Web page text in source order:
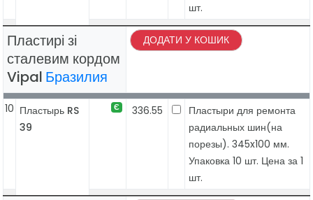
шт.
Пластирі зі
сталевим кордом
Vipal Бразилия
ДОДАТИ У КОШИК
10 Пластырь RS
39
Є 336.55
Пластыри для ремонта
радиальных шин(на
порезы). 345x100 мм.
Упаковка 10 шт. Цена за 1
шт.